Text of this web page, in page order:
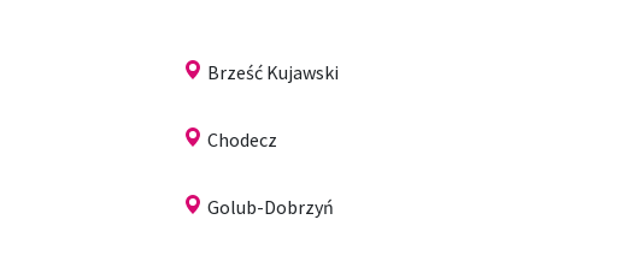
Brześć Kujawski
Chodecz
Golub-Dobrzyń